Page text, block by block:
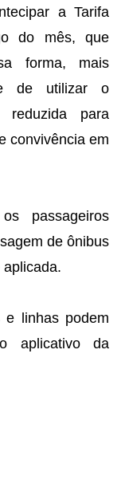
a Tarifa
do mês, que
forma, mais
de utilizar o
reduzida para
convivência em
passageiros
de ônibus
e linhas podem
aplicativo da